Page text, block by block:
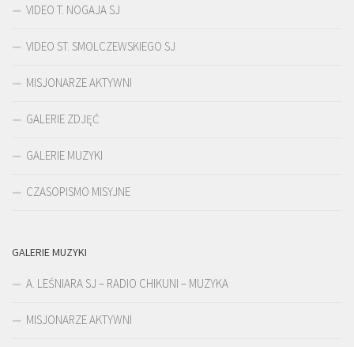
VIDEO T. NOGAJA SJ
VIDEO ST. SMOLCZEWSKIEGO SJ
MISJONARZE AKTYWNI
GALERIE ZDJĘĆ
GALERIE MUZYKI
CZASOPISMO MISYJNE
GALERIE MUZYKI
A. LEŚNIARA SJ – RADIO CHIKUNI – MUZYKA
MISJONARZE AKTYWNI